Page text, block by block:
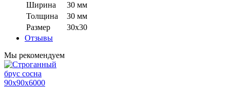
Ширина
30 мм
Толщина
30 мм
Размер
30х30
Отзывы
Мы рекомендуем